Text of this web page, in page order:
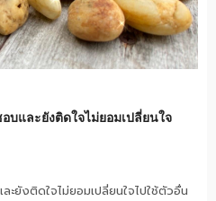
และยังติดใจไม่ยอมเปลี่ยนใจ
ยังติดใจไม่ยอมเปลี่ยนใจไปใช้ตัวอื่น